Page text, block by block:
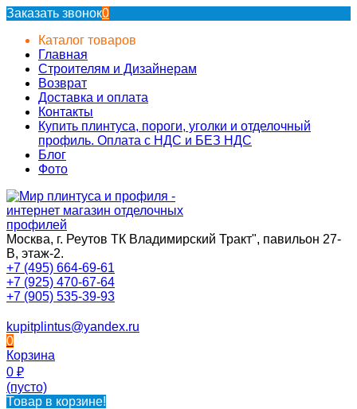
Заказать звонок0
Каталог товаров
Главная
Строителям и Дизайнерам
Возврат
Доставка и оплата
Контакты
Купить плинтуса, пороги, уголки и отделочный
профиль. Оплата с НДС и БЕЗ НДС
Блог
Фото
Москва, г. Реутов ТК Владимирский Тракт", павильон 27-
В, этаж-2.
+7 (495) 664-69-61
+7 (925) 470-67-64
+7 (905) 535-39-93
kupitplintus@yandex.ru
0
Корзина
0 ₽
(пусто)
Товар в корзине!